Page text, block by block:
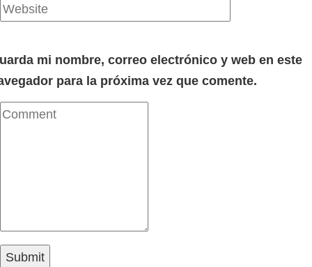
mi nombre, correo electrónico y web en este
para la próxima vez que comente.